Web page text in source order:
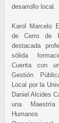
desarrollo local.
Karol Marcelo
de Cerro de
destacada
sólida
Cuenta con
Gestión
Local por la
Daniel Alcides
una